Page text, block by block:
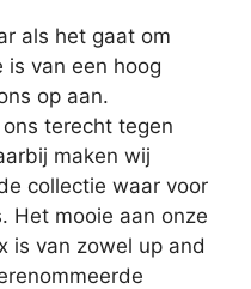
als het gaat om
is van een hoog
op aan.
terecht tegen
maken wij
collectie waar voor
Het mooie aan onze
is van zowel up and